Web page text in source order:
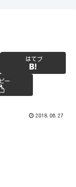
はてブ
ー
2018.06.27